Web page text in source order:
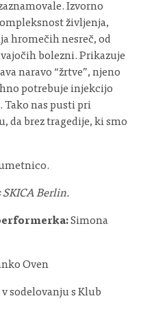
Izvorno
življenja,
hromečih nesreč, od
bolezni. Prikazuje
naravo “žrtve”, njeno
potrebuje injekcijo
Tako nas pusti pri
da brez tragedije, ki smo
SKICA Berlin.
Simona
Oven
sodelovanju s Klub